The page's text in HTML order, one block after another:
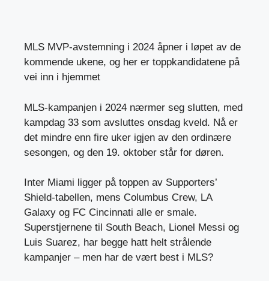
MLS MVP-avstemning i 2024 åpner i løpet av de
kommende ukene, og her er toppkandidatene på
vei inn i hjemmet
MLS-kampanjen i 2024 nærmer seg slutten, med
kampdag 33 som avsluttes onsdag kveld. Nå er
det mindre enn fire uker igjen av den ordinære
sesongen, og den 19. oktober står for døren.
Inter Miami ligger på toppen av Supporters’
Shield-tabellen, mens Columbus Crew, LA
Galaxy og FC Cincinnati alle er smale.
Superstjernene til South Beach, Lionel Messi og
Luis Suarez, har begge hatt helt strålende
kampanjer – men har de vært best i MLS?